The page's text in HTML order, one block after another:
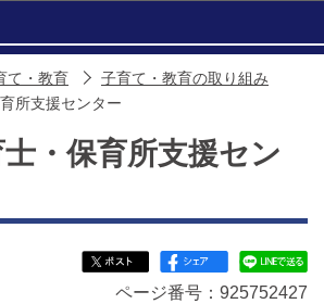
て・教育
子育て・教育の取り組み
所支援センター
・保育所支援セン
ページ番号：925752427